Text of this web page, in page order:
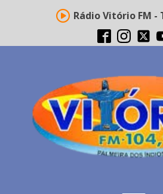
Rádio Vitório FM -